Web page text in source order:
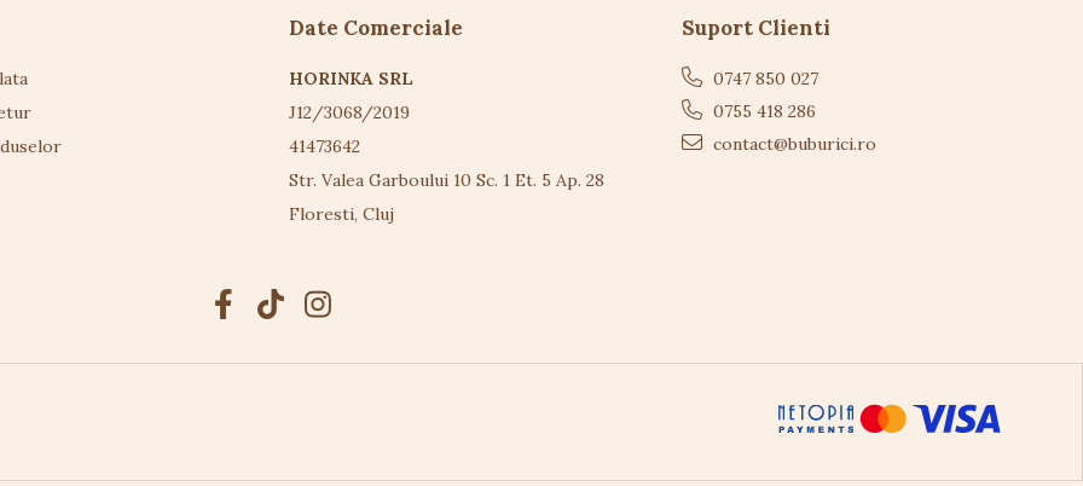
Date Comerciale
HORINKA SRL
J12/3068/2019
41473642
Str. Valea Garboului 10 Sc. 1 Et. 5 Ap. 28
Floresti, Cluj
Suport Clienti
0747 850 027
0755 418 286
contact@buburici.ro